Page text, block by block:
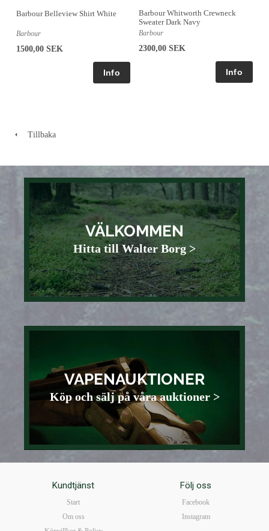
Barbour Belleview Shirt White
Barbour
1500,00 SEK
Barbour Whitworth Crewneck
Sweater Dark Navy
Barbour
2300,00 SEK
Tillbaka
VÄLKOMMEN
Hitta till Walter Borg >
VAPENAUKTIONER
Köp och sälj på våra auktioner >
Kundtjänst
Start
Om oss
Följ oss
Facebook
Instagram